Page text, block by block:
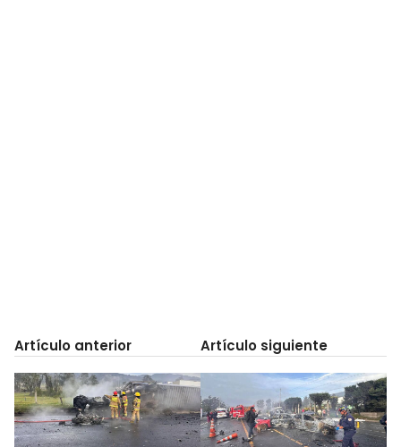
Artículo anterior Artículo siguiente